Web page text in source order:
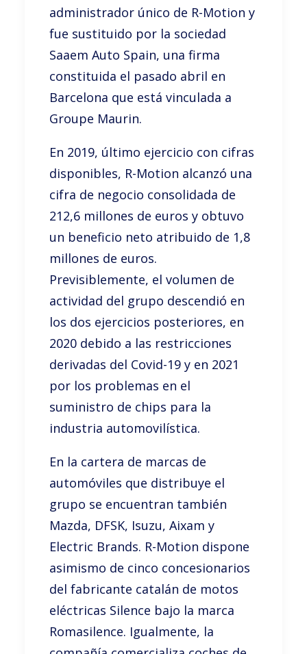
administrador único de R-Motion y
fue sustituido por la sociedad
Saaem Auto Spain, una firma
constituida el pasado abril en
Barcelona que está vinculada a
Groupe Maurin.
En 2019, último ejercicio con cifras
disponibles, R-Motion alcanzó una
cifra de negocio consolidada de
212,6 millones de euros y obtuvo
un beneficio neto atribuido de 1,8
millones de euros.
Previsiblemente, el volumen de
actividad del grupo descendió en
los dos ejercicios posteriores, en
2020 debido a las restricciones
derivadas del Covid-19 y en 2021
por los problemas en el
suministro de chips para la
industria automovilística.
En la cartera de marcas de
automóviles que distribuye el
grupo se encuentran también
Mazda, DFSK, Isuzu, Aixam y
Electric Brands. R-Motion dispone
asimismo de cinco concesionarios
del fabricante catalán de motos
eléctricas Silence bajo la marca
Romasilence. Igualmente, la